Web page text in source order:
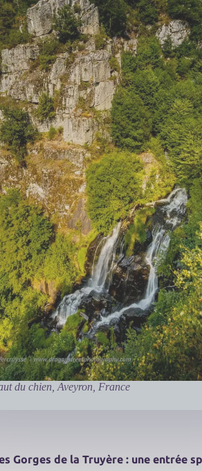
du chien, Aveyron, France
Gorges de la Truyère : une entrée